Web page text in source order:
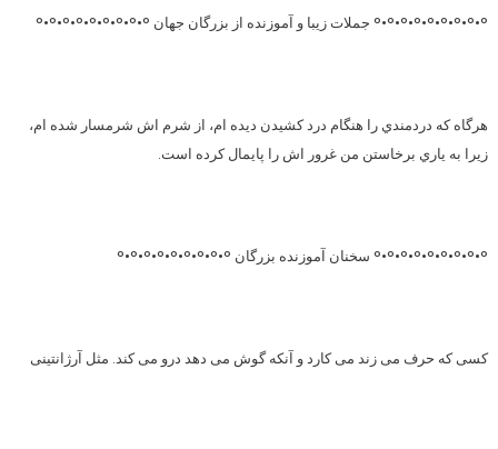
°•°•°•°•°•°•°•°•° جملات زیبا و آموزنده از بزرگان جهان °•°•°•°•°•°•°•°•°
هرگاه كه دردمندي را هنگام درد كشيدن ديده ام، از شرم اش شرمسار شده ام،
زيرا به ياري برخاستن من غرور اش را پايمال كرده است.
°•°•°•°•°•°•°•°•° سخنان آموزنده بزرگان °•°•°•°•°•°•°•°•°
کسی که حرف می زند می کارد و آنکه گوش می دهد درو می کند. مثل آرژانتینی